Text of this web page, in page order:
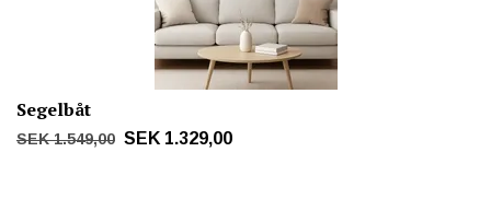
Segelbåt
SEK 1.549,00 SEK 1.329,00